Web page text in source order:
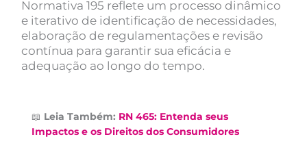
Normativa 195 reflete um processo dinâmico
e iterativo de identificação de necessidades,
elaboração de regulamentações e revisão
contínua para garantir sua eficácia e
adequação ao longo do tempo.
📖 Leia Também: RN 465: Entenda seus
Impactos e os Direitos dos Consumidores